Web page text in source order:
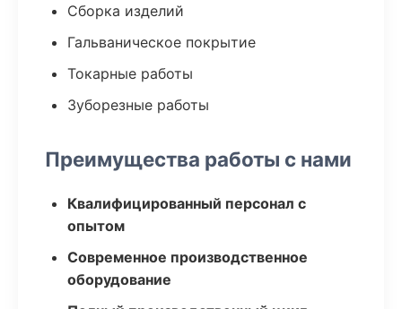
Сборка изделий
Гальваническое покрытие
Токарные работы
Зуборезные работы
Преимущества работы с нами
Квалифицированный персонал с
опытом
Современное производственное
оборудование